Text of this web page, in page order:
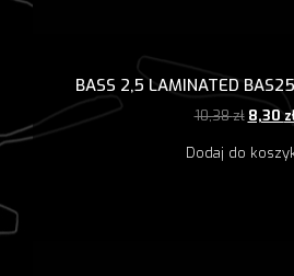
BASS 2,5 LAMINATED
10,38zł 8,30
Dodaj do